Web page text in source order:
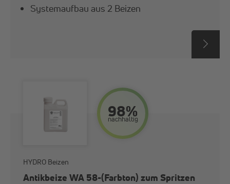
Systemaufbau aus 2 Beizen
98%
nach­haltig
HYDRO Beizen
Antikbeize WA 58-(Farbton) zum Spritzen